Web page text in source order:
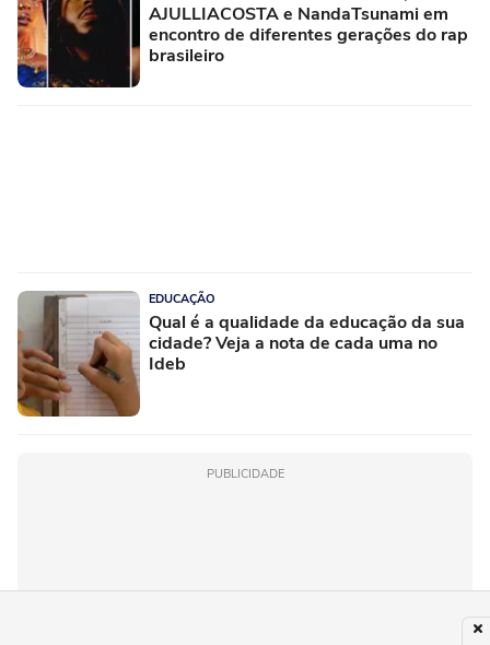
AJULLIACOSTA e NandaTsunami em
encontro de diferentes gerações do rap
brasileiro
EDUCAÇÃO
Qual é a qualidade da educação da sua
cidade? Veja a nota de cada uma no
Ideb
PUBLICIDADE